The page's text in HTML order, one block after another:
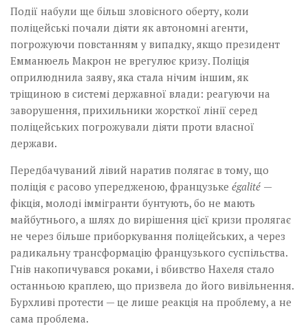
Події набули ще більш зловісного оберту, коли
поліцейські почали діяти як автономні агенти,
погрожуючи повстанням у випадку, якщо президент
Емманюель Макрон не врегулює кризу. Поліція
оприлюднила заяву, яка стала нічим іншим, як
тріщиною в системі державної влади: реагуючи на
заворушення, прихильники жорсткої лінії серед
поліцейських погрожували діяти проти власної
держави.
Передбачуваний лівий наратив полягає в тому, що
поліція є расово упередженою, французьке égalité —
фікція, молоді іммігранти бунтують, бо не мають
майбутнього, а шлях до вирішення цієї кризи пролягає
не через більше приборкування поліцейських, а через
радикальну трансформацію французького суспільства.
Гнів накопичувався роками, і вбивство Нахеля стало
останньою краплею, що призвела до його вивільнення.
Бурхливі протести — це лише реакція на проблему, а не
сама проблема.